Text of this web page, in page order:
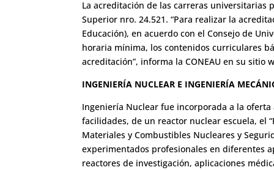
La acreditación de las carreras universitarias
Superior nro. 24.521. “Para realizar la
Educación), en acuerdo con el Consejo de
horaria mínima, los contenidos curriculares
acreditación”, informa la CONEAU en su sitio
INGENIERÍA NUCLEAR E INGENIERÍA
Ingeniería Nuclear fue incorporada a la
facilidades, de un reactor nuclear escuela, el
Materiales y Combustibles Nucleares y
experimentados profesionales en diferentes
reactores de investigación, aplicaciones